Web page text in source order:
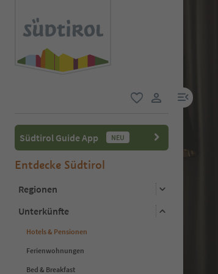
user link
menu link
Südtirol Guide App NEU
Entdecke Südtirol
Regionen
Unterkünfte
Hotels & Pensionen
Ferienwohnungen
Bed & Breakfast